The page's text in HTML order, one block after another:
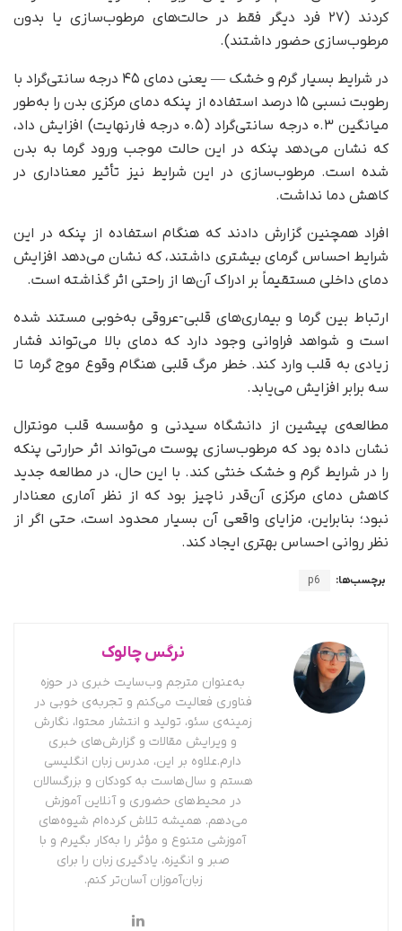
کردند (۲۷ فرد دیگر فقط در حالت‌های مرطوب‌سازی یا بدون
مرطوب‌سازی حضور داشتند).
در شرایط بسیار گرم و خشک — یعنی دمای ۴۵ درجه سانتی‌گراد با
رطوبت نسبی ۱۵ درصد استفاده از پنکه دمای مرکزی بدن را به‌طور
میانگین ۰.۳ درجه سانتی‌گراد (۰.۵ درجه فارنهایت) افزایش داد،
که نشان می‌دهد پنکه در این حالت موجب ورود گرما به بدن
شده است. مرطوب‌سازی در این شرایط نیز تأثیر معناداری در
کاهش دما نداشت.
افراد همچنین گزارش دادند که هنگام استفاده از پنکه در این
شرایط احساس گرمای بیشتری داشتند، که نشان می‌دهد افزایش
دمای داخلی مستقیماً بر ادراک آن‌ها از راحتی اثر گذاشته است.
ارتباط بین گرما و بیماری‌های قلبی-عروقی به‌خوبی مستند شده
است و شواهد فراوانی وجود دارد که دمای بالا می‌تواند فشار
زیادی به قلب وارد کند. خطر مرگ قلبی هنگام وقوع موج گرما تا
سه برابر افزایش می‌یابد.
مطالعه‌ی پیشین از دانشگاه سیدنی و مؤسسه قلب مونترال
نشان داده بود که مرطوب‌سازی پوست می‌تواند اثر حرارتی پنکه
را در شرایط گرم و خشک خنثی کند. با این حال، در مطالعه جدید
کاهش دمای مرکزی آن‌قدر ناچیز بود که از نظر آماری معنادار
نبود؛ بنابراین، مزایای واقعی آن بسیار محدود است، حتی اگر از
نظر روانی احساس بهتری ایجاد کند.
برچسب‌ها: p6
نرگس چالوک
به‌عنوان مترجم وب‌سایت خبری در حوزه
فناوری فعالیت می‌کنم و تجربه‌ی خوبی در
زمینه‌ی سئو، تولید و انتشار محتوا، نگارش
و ویرایش مقالات و گزارش‌های خبری
دارم.علاوه بر این، مدرس زبان انگلیسی
هستم و سال‌هاست به کودکان و بزرگسالان
در محیط‌های حضوری و آنلاین آموزش
می‌دهم. همیشه تلاش کرده‌ام شیوه‌های
آموزشی متنوع و مؤثر را به‌کار بگیرم و با
صبر و انگیزه، یادگیری زبان را برای
زبان‌آموزان آسان‌تر کنم.